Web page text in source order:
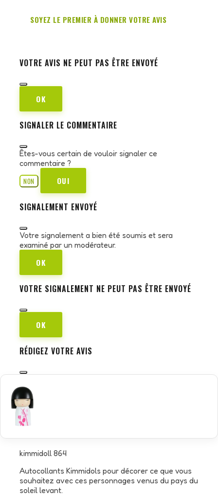
SOYEZ LE PREMIER À DONNER VOTRE AVIS
VOTRE AVIS NE PEUT PAS ÊTRE ENVOYÉ
OK
SIGNALER LE COMMENTAIRE
Êtes-vous certain de vouloir signaler ce
commentaire ?
NON
OUI
SIGNALEMENT ENVOYÉ
Votre signalement a bien été soumis et sera
examiné par un modérateur.
OK
VOTRE SIGNALEMENT NE PEUT PAS ÊTRE ENVOYÉ
OK
RÉDIGEZ VOTRE AVIS
kimmidoll 864
Autocollants Kimmidols pour décorer ce que vous
souhaitez avec ces personnages venus du pays du
soleil levant.